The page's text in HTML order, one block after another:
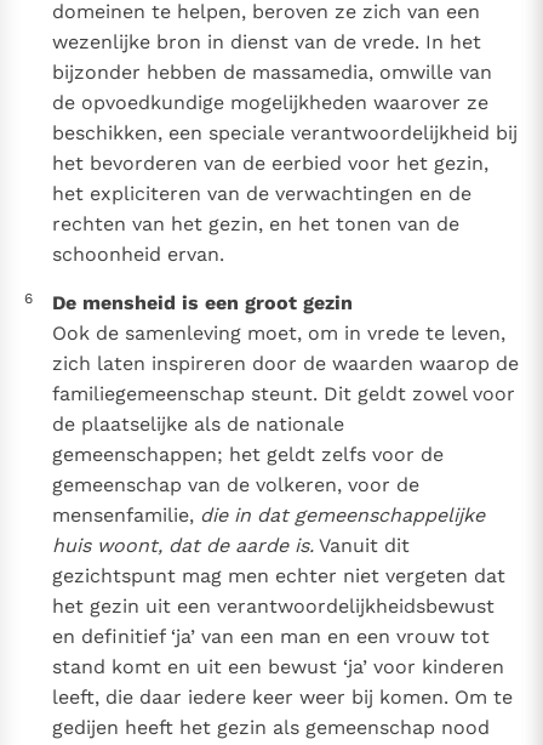
domeinen te helpen, beroven ze zich van een
wezenlijke bron in dienst van de vrede. In het
bijzonder hebben de massamedia, omwille van
de opvoedkundige mogelijkheden waarover ze
beschikken, een speciale verantwoordelijkheid bij
het bevorderen van de eerbied voor het gezin,
het expliciteren van de verwachtingen en de
rechten van het gezin, en het tonen van de
schoonheid ervan.
6
De mensheid is een groot gezin
Ook de samenleving moet, om in vrede te leven,
zich laten inspireren door de waarden waarop de
familiegemeenschap steunt. Dit geldt zowel voor
de plaatselijke als de nationale
gemeenschappen; het geldt zelfs voor de
gemeenschap van de volkeren, voor de
mensenfamilie, die in dat gemeenschappelijke
huis woont, dat de aarde is.Vanuit dit
gezichtspunt mag men echter niet vergeten dat
het gezin uit een verantwoordelijkheidsbewust
en definitief ‘ja’ van een man en een vrouw tot
stand komt en uit een bewust ‘ja’ voor kinderen
leeft, die daar iedere keer weer bij komen. Om te
gedijen heeft het gezin als gemeenschap nood